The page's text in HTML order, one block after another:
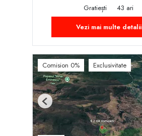
Gratiești
43 ari
Vezi mai multe detalii
Comision 0% Exclusivitate
Previous